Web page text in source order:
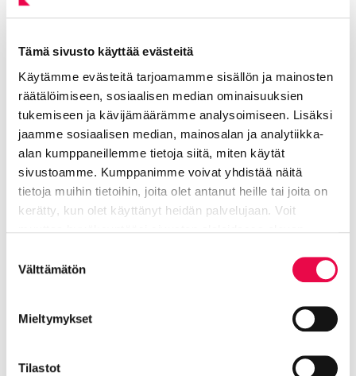
Tämä sivusto käyttää evästeitä
Käytämme evästeitä tarjoamamme sisällön ja mainosten
räätälöimiseen, sosiaalisen median ominaisuuksien
tukemiseen ja kävijämäärämme analysoimiseen. Lisäksi
jaamme sosiaalisen median, mainosalan ja analytiikka-
alan kumppaneillemme tietoja siitä, miten käytät
sivustoamme. Kumppanimme voivat yhdistää näitä
tietoja muihin tietoihin, joita olet antanut heille tai joita on
kerätty, kun olet käyttänyt heidän palvelujaan. Voit
valinta
Välttämätön
Mieltymykset
Tilastot
Lisää aiheesta: Tapahtumat
Nykyinen sivu
Riihimäki Hehkuu
Klikkaa käyttääksesi valikkoa
Matkaile meillä!
Lopella ja Hausjärvellä.
Visit Riihimäki